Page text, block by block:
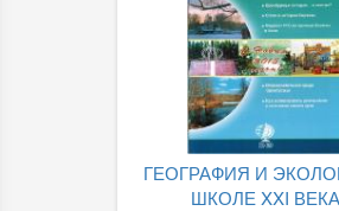
ГЕОГРАФИЯ И
ШКОЛЕ XXI ВЕКА